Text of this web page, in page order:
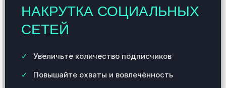
НАКРУТКА СОЦИАЛЬНЫХ
СЕТЕЙ
Увеличьте количество подписчиков
Повышайте охваты и вовлечённость